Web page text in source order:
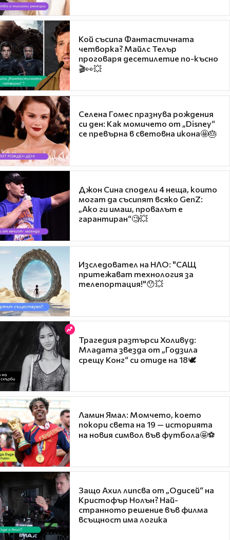
Кой съсипа Фантастичната
четворка? Майлс Телър
проговаря десетилетие по-късно
🎬👀💥
Селена Гомес празнува рождения
си ден: Как момичето от „Disney“
се превърна в световна икона🤩🎂
Джон Сина сподели 4 неща, които
могат да съсипят всяко GenZ:
„Ако ги имаш, провалът е
гарантиран“🧐💥
Изследовател на НЛО: "САЩ
притежават технология за
телепортация!"😯💥
Трагедия разтърси Холивуд:
Младата звезда от „Годзила
срещу Конг“ си отиде на 18🕊️
Ламин Ямал: Момчето, което
покори света на 19 — историята
на новия символ във футбола🤩⚽
Защо Ахил липсва от „Одисей“ на
Кристофър Нолън? Най-
странното решение във филма
всъщност има логика